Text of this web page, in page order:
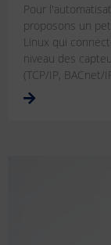
Pour
proposons un
Linux qui
niveau des
(TCP/IP, BACnet/